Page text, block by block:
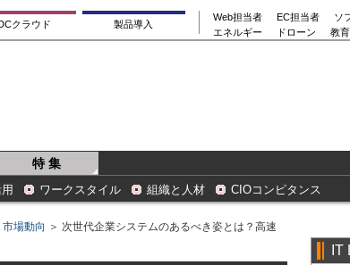
クラウド 製品導入
Web担当者 EC担当者
ソ
エネルギー
ドローン 教
特 集
ワークスタイル 組織と人材 CIOコンピタンス
市場動向 ＞ 次世代企業システムのあるべき姿とは？高速
IT